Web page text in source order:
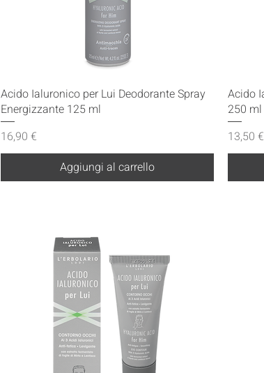
Vista rapida
Acido Ialuronico per Lui Deodorante Spray
Energizzante 125 ml
Prezzo
16,90 €
Aggiungi al carrello
Acido
250 ml
Prezzo
13,50 €